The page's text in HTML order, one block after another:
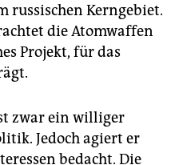
russischen Kerngebiet.
die Atomwaffen
Projekt, für das
zwar ein williger
Jedoch agiert er
bedacht. Die